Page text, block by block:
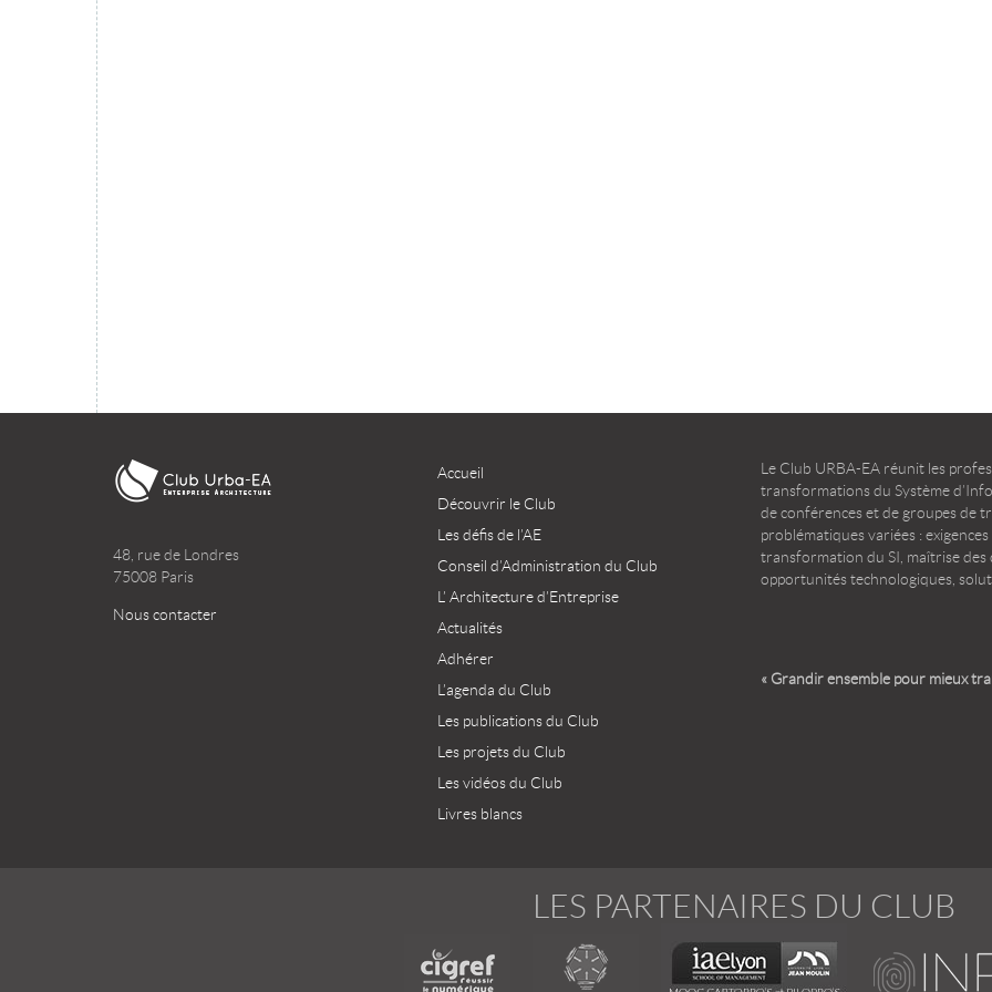
48, rue de Londres
75008 Paris
Nous contacter
Accueil
Découvrir le Club
Les défis de l’AE
Conseil d’Administration du Club
L’ Architecture d’Entreprise
Actualités
Adhérer
L’agenda du Club
Les publications du Club
Les projets du Club
Les vidéos du Club
Livres blancs
Le Club URBA-EA réunit les
transformations du Système
de conférences et de groupes de
problématiques variées :
transformation du SI, maîtrise des
opportunités technologiques,
« Grandir ensemble pour mieux
LES PARTENAIRES DU CLUB